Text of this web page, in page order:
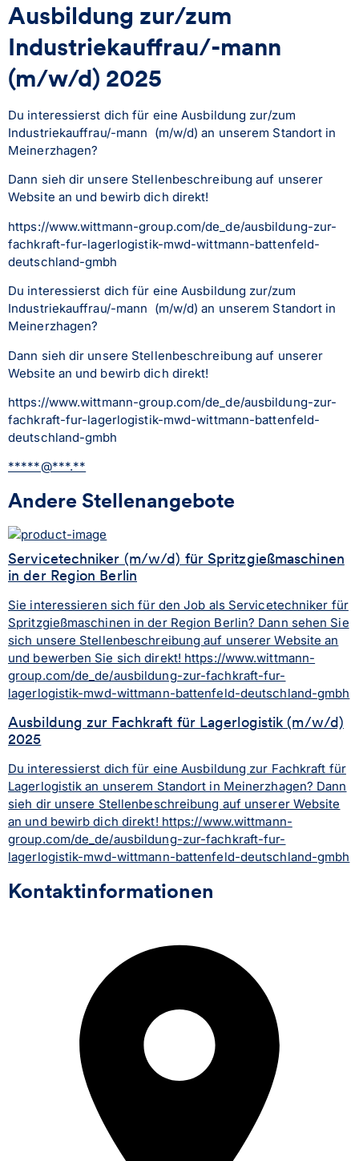
Ausbildung zur/zum
Industriekauffrau/-mann
(m/w/d) 2025
Du interessierst dich für eine Ausbildung zur/zum
Industriekauffrau/-mann  (m/w/d) an unserem Standort in
Meinerzhagen?
Dann sieh dir unsere Stellenbeschreibung auf unserer
Website an und bewirb dich direkt!
https://www.wittmann-group.com/de_de/ausbildung-zur-
fachkraft-fur-lagerlogistik-mwd-wittmann-battenfeld-
deutschland-gmbh
Du interessierst dich für eine Ausbildung zur/zum
Industriekauffrau/-mann  (m/w/d) an unserem Standort in
Meinerzhagen?
Dann sieh dir unsere Stellenbeschreibung auf unserer
Website an und bewirb dich direkt!
https://www.wittmann-group.com/de_de/ausbildung-zur-
fachkraft-fur-lagerlogistik-mwd-wittmann-battenfeld-
deutschland-gmbh
*****@***.**
Andere Stellenangebote
Servicetechniker (m/w/d) für Spritzgießmaschinen
in der Region Berlin
Sie interessieren sich für den Job als Servicetechniker für
Spritzgießmaschinen in der Region Berlin? Dann sehen Sie
sich unsere Stellenbeschreibung auf unserer Website an
und bewerben Sie sich direkt! https://www.wittmann-
group.com/de_de/ausbildung-zur-fachkraft-fur-
lagerlogistik-mwd-wittmann-battenfeld-deutschland-gmbh
Ausbildung zur Fachkraft für Lagerlogistik (m/w/d)
2025
Du interessierst dich für eine Ausbildung zur Fachkraft für
Lagerlogistik an unserem Standort in Meinerzhagen? Dann
sieh dir unsere Stellenbeschreibung auf unserer Website
an und bewirb dich direkt! https://www.wittmann-
group.com/de_de/ausbildung-zur-fachkraft-fur-
lagerlogistik-mwd-wittmann-battenfeld-deutschland-gmbh
Kontaktinformationen